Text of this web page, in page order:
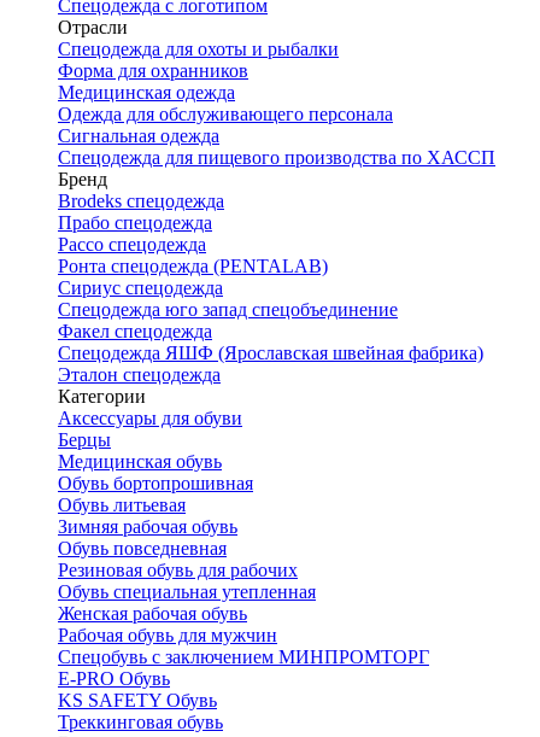
Спецодежда с логотипом
Отрасли
Спецодежда для охоты и рыбалки
Форма для охранников
Медицинская одежда
Одежда для обслуживающего персонала
Сигнальная одежда
Спецодежда для пищевого производства по ХАССП
Бренд
Brodeks спецодежда
Прабо спецодежда
Рассо спецодежда
Ронта спецодежда (PENTALAB)
Сириус спецодежда
Спецодежда юго запад спецобъединение
Факел спецодежда
Спецодежда ЯШФ (Ярославская швейная фабрика)
Эталон спецодежда
Категории
Аксессуары для обуви
Берцы
Медицинская обувь
Обувь бортопрошивная
Обувь литьевая
Зимняя рабочая обувь
Обувь повседневная
Резиновая обувь для рабочих
Обувь специальная утепленная
Женская рабочая обувь
Рабочая обувь для мужчин
Спецобувь с заключением МИНПРОМТОРГ
E-PRO Обувь
KS SAFETY Обувь
Треккинговая обувь